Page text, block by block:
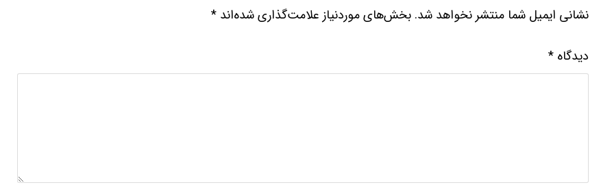
نشانی ایمیل شما منتشر نخواهد شد. بخش‌های موردنیاز علامت‌گذاری شده‌اند *
دیدگاه *